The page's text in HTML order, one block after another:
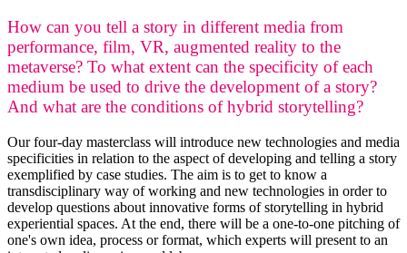
How can you tell a story in different media from
performance, film, VR, augmented reality to the
metaverse? To what extent can the specificity of each
medium be used to drive the development of a story?
And what are the conditions of hybrid storytelling?
Our four-day masterclass will introduce new technologies and media
specificities in relation to the aspect of developing and telling a story
exemplified by case studies. The aim is to get to know a
transdisciplinary way of working and new technologies in order to
develop questions about innovative forms of storytelling in hybrid
experiential spaces. At the end, there will be a one-to-one pitching of
one's own idea, process or format, which experts will present to an